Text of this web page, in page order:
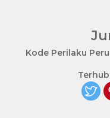
Jendela
Kode Perilaku